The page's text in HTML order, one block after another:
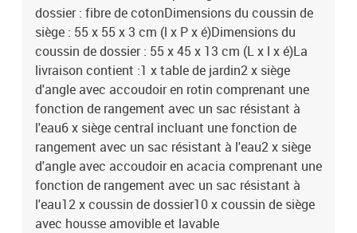
dossier : fibre de cotonDimensions du coussin de
siège : 55 x 55 x 3 cm (l x P x é)Dimensions du
coussin de dossier : 55 x 45 x 13 cm (L x l x é)La
livraison contient :1 x table de jardin2 x siège
d'angle avec accoudoir en rotin comprenant une
fonction de rangement avec un sac résistant à
l'eau6 x siège central incluant une fonction de
rangement avec un sac résistant à l'eau2 x siège
d'angle avec accoudoir en acacia comprenant une
fonction de rangement avec un sac résistant à
l'eau12 x coussin de dossier10 x coussin de siège
avec housse amovible et lavable